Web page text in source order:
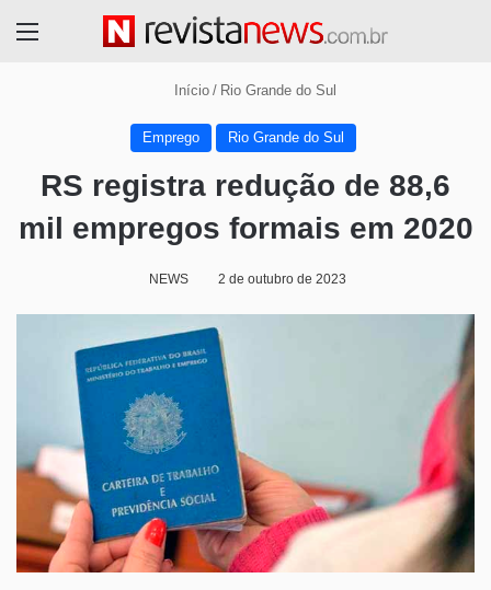
Início / Rio Grande do Sul
Emprego Rio Grande do Sul
RS registra redução de 88,6
mil empregos formais em 2020
NEWS 2 de outubro de 2023